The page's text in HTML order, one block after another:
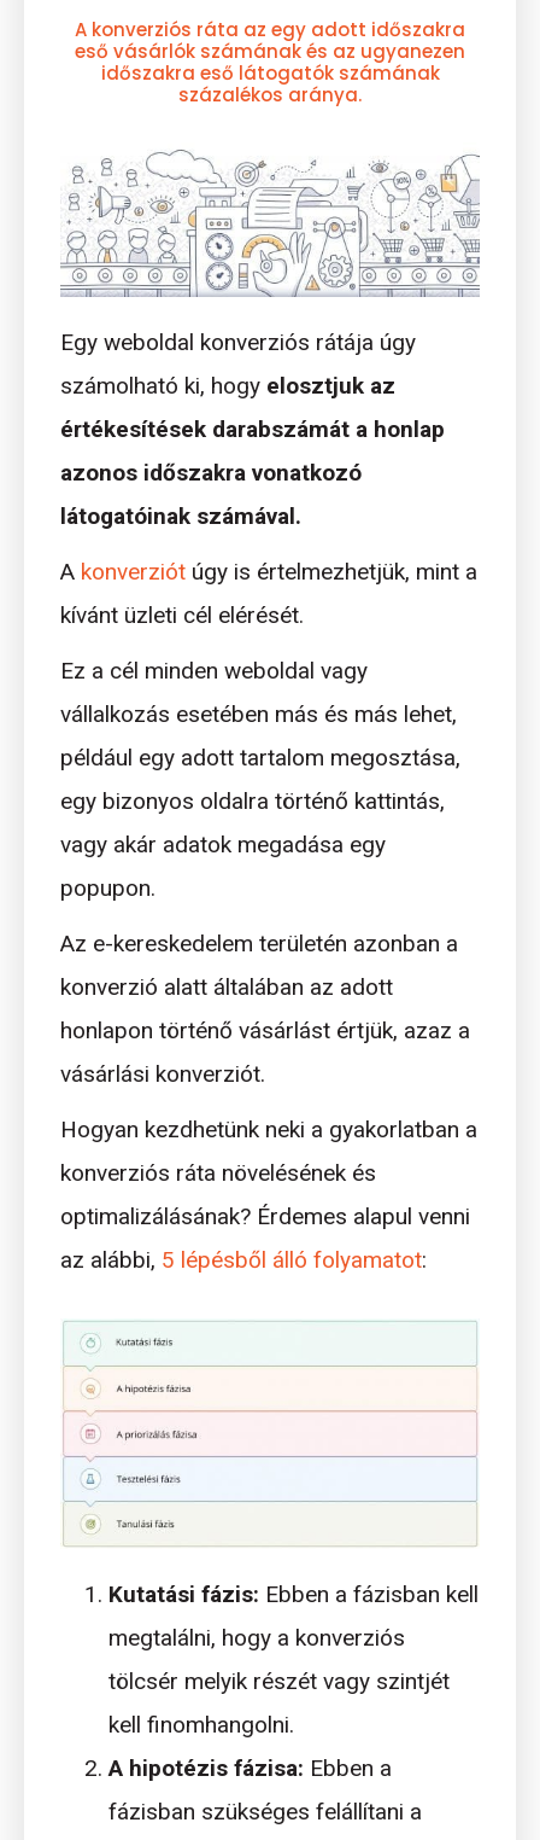
A konverziós ráta az egy adott időszakra
eső vásárlók számának és az ugyanezen
időszakra eső látogatók számának
százalékos aránya.
Egy weboldal konverziós rátája úgy
számolható ki, hogy elosztjuk az
értékesítések darabszámát a honlap
azonos időszakra vonatkozó
látogatóinak számával.
A konverziót úgy is értelmezhetjük, mint a
kívánt üzleti cél elérését.
Ez a cél minden weboldal vagy
vállalkozás esetében más és más lehet,
például egy adott tartalom megosztása,
egy bizonyos oldalra történő kattintás,
vagy akár adatok megadása egy
popupon.
Az e-kereskedelem területén azonban a
konverzió alatt általában az adott
honlapon történő vásárlást értjük, azaz a
vásárlási konverziót.
Hogyan kezdhetünk neki a gyakorlatban a
konverziós ráta növelésének és
optimalizálásának? Érdemes alapul venni
az alábbi, 5 lépésből álló folyamatot:
Kutatási fázis: Ebben a fázisban kell
megtalálni, hogy a konverziós
tölcsér melyik részét vagy szintjét
kell finomhangolni.
A hipotézis fázisa: Ebben a
fázisban szükséges felállítani a